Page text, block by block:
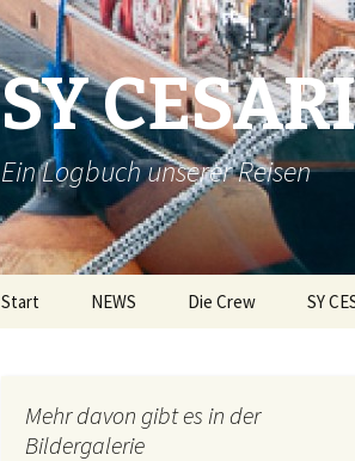
SY
Ein Logbuch unserer Reisen
Start NEWS Die Crew SY
Mehr davon gibt es in der
Bildergalerie